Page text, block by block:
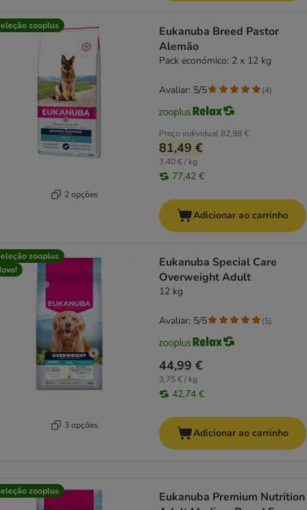
zooplus
2 opções
Eukanuba Breed Pastor
Alemão
Pack económico: 2 x 12 kg
Preço individual82,98 €
81,49 €
3,40 € / kg
77,42 €
Avaliar: 5/5 (4)
Adicionar ao carrinho
zooplus
3 opções
Eukanuba Special Care
Overweight Adult
12 kg
44,99 €
3,75 € / kg
42,74 €
Avaliar: 5/5 (5)
Adicionar ao carrinho
zooplus
Eukanuba Premium Nutrition